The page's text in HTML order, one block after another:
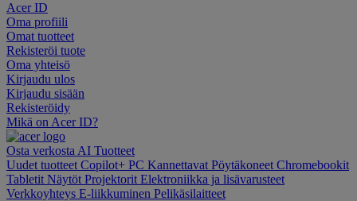
Acer ID
Oma profiili
Omat tuotteet
Rekisteröi tuote
Oma yhteisö
Kirjaudu ulos
Kirjaudu sisään
Rekisteröidy
Mikä on Acer ID?
Osta verkosta AI Tuotteet
Uudet tuotteet Copilot+ PC Kannettavat Pöytäkoneet Chromebookit
Tabletit Näytöt Projektorit Elektroniikka ja lisävarusteet
Verkkoyhteys E-liikkuminen Pelikäsilaitteet